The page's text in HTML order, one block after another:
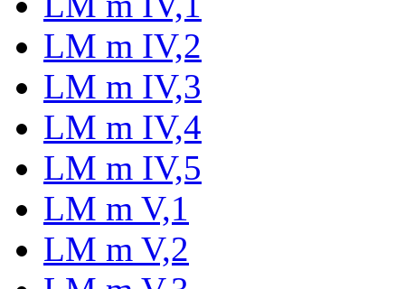
LM m IV,2
LM m IV,3
LM m IV,4
LM m IV,5
LM m V,1
LM m V,2